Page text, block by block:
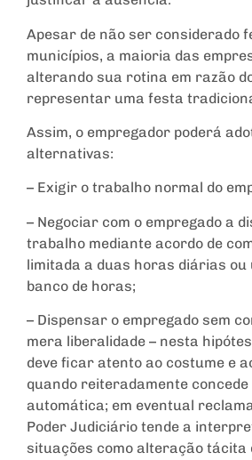
Apesar de não ser considerado
municípios, a maioria das
alterando sua rotina em razão
representar uma festa
Assim, o empregador poderá
alternativas:
– Exigir o trabalho normal do
– Negociar com o empregado a
trabalho mediante acordo de
limitada a duas horas diárias ou
banco de horas;
– Dispensar o empregado sem
mera liberalidade – nesta
deve ficar atento ao costume e
quando reiteradamente concede
automática; em eventual
Poder Judiciário tende a
situações como alteração tácita